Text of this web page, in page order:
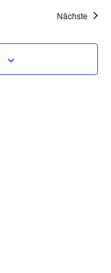
Nächste